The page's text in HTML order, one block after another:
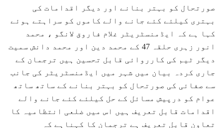
صورتحال کو بہتر بنانے اور دیگر اقدامات کی
بہتری کیلئے کئے جانے والے کاموں کو سراہتے ہوئے
کہا ہے کہ ایڈمنسٹریٹر غلام فاروق لانگو ، محمد
انور زہری حلقہ 47 کے محمد دین اور محمد دانش سمیت
دیگر ٹیم کی کارروائی قابل تحسین ہیں ترجمان کے
جاری کردہ بیان میں شہر میں ایڈمنسٹریٹر کی جانب
سے صفائی کی صورتحال کو بہتر بنانے کے ساتھ ساتھ
عوام کو درپیش مسائل کے حل کیلئے کئے جانے والے
اقدامات قابل تعریف ہیں اس میں ضلعی انتظامیہ کا
تعاون قابل تعریف ہے ترجمان کا کہناہے کہ